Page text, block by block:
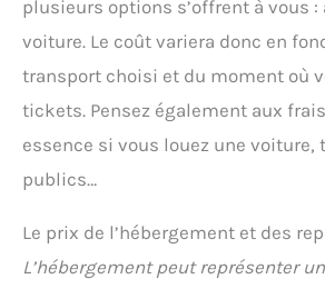
plusieurs options s’offrent à vous :
voiture. Le coût variera donc en
transport choisi et du moment où
tickets. Pensez également aux
essence si vous louez une voiture,
publics…
Le prix de l’hébergement et des
L’hébergement peut représenter